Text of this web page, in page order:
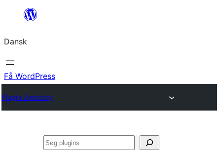
Spring
indhold
Dansk
Få WordPress
Plugin Directory
Søg